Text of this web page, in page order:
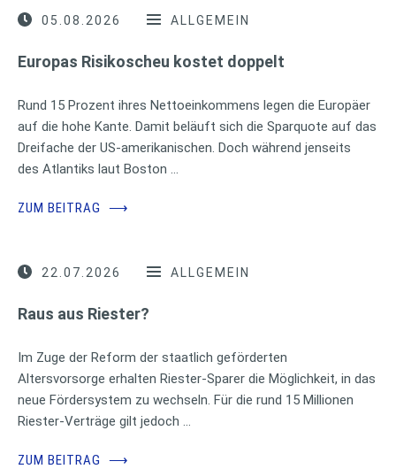
05.08.2026 ALLGEMEIN
Europas Risikoscheu kostet doppelt
Rund 15 Prozent ihres Nettoeinkommens legen die Europäer
auf die hohe Kante. Damit beläuft sich die Sparquote auf das
Dreifache der US-amerikanischen. Doch während jenseits
des Atlantiks laut Boston …
ZUM BEITRAG ⟶
22.07.2026 ALLGEMEIN
Raus aus Riester?
Im Zuge der Reform der staatlich geförderten
Altersvorsorge erhalten Riester-Sparer die Möglichkeit, in das
neue Fördersystem zu wechseln. Für die rund 15 Millionen
Riester-Verträge gilt jedoch …
ZUM BEITRAG ⟶